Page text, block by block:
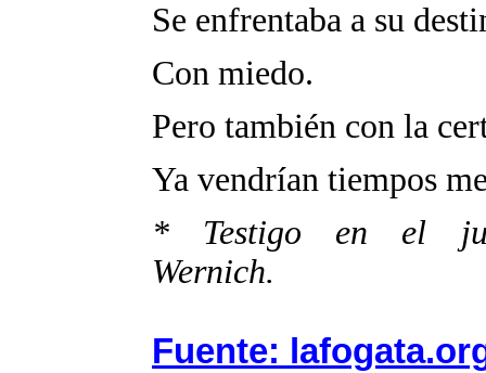
Se enfrentaba a su
Con miedo.
Pero también con la
Ya vendrían tiempos
* Testigo en el
Wernich.
Fuente: